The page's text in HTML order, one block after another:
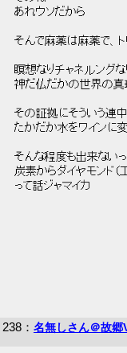
あれウソだから
そんで麻薬は麻薬で、
瞑想なりチャネルング
神だ仏だかの世界の真
その証拠にそういう連
たかだか水をワインに
そんな程度も出来ない
炭素からダイヤモンド
って話ジャマイカ
238 ： 名無しさん＠故郷